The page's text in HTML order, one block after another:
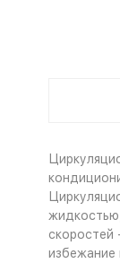
скоростей
избежание